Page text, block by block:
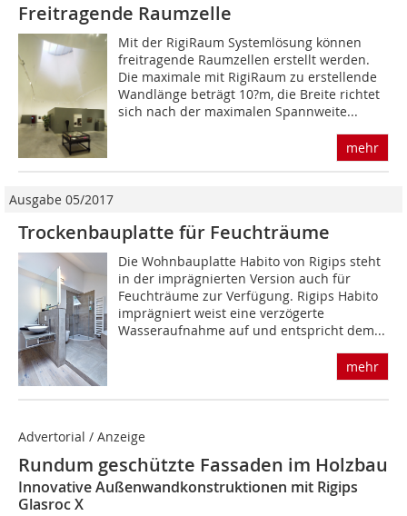
Freitragende Raumzelle
Mit der RigiRaum Systemlösung können
freitragende Raumzellen erstellt werden.
Die maximale mit RigiRaum zu erstellende
Wandlänge beträgt 10?m, die Breite richtet
sich nach der maximalen Spannweite...
mehr
Ausgabe 05/2017
Trockenbauplatte für Feuchträume
Die Wohnbauplatte Habito von Rigips steht
in der imprägnierten Version auch für
Feuchträume zur Verfügung. Rigips Habito
imprägniert weist eine verzögerte
Wasseraufnahme auf und entspricht dem...
mehr
Advertorial / Anzeige
Rundum geschützte Fassaden im Holzbau
Innovative Außenwandkonstruktionen mit Rigips
Glasroc X